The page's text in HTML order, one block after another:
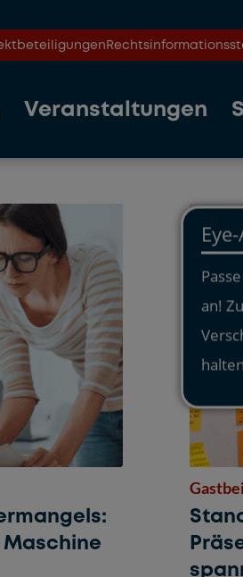
Veranstaltungen
Maschine